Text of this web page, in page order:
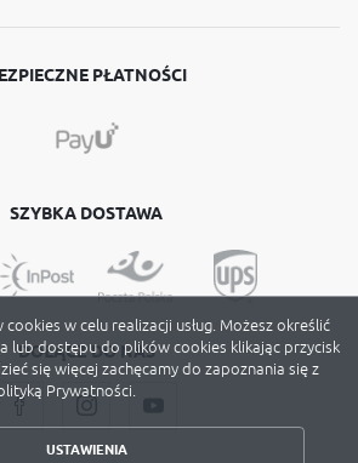
PŁATNOŚCI
SZYBKA DOSTAWA
DOŁĄCZ DO NAS
w celu realizacji usług. Możesz określić
lub dostępu do plików cookies klikając przycisk
się więcej zachęcamy do zapoznania się z
Prywatności.
USTAWIENIA